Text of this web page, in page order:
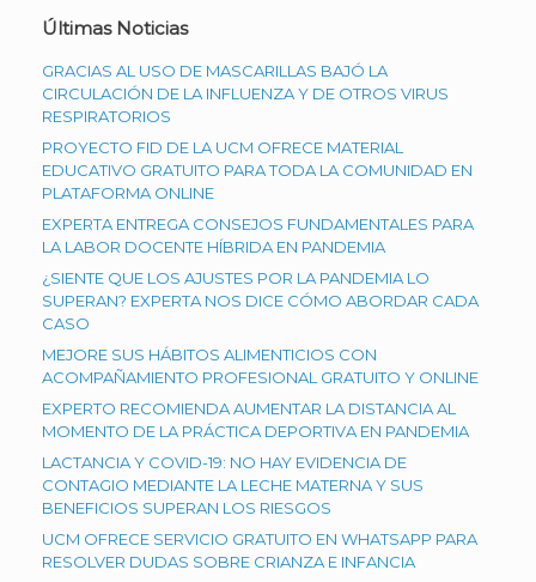
Últimas Noticias
GRACIAS AL USO DE MASCARILLAS BAJÓ LA
CIRCULACIÓN DE LA INFLUENZA Y DE OTROS VIRUS
RESPIRATORIOS
PROYECTO FID DE LA UCM OFRECE MATERIAL
EDUCATIVO GRATUITO PARA TODA LA COMUNIDAD EN
PLATAFORMA ONLINE
EXPERTA ENTREGA CONSEJOS FUNDAMENTALES PARA
LA LABOR DOCENTE HÍBRIDA EN PANDEMIA
¿SIENTE QUE LOS AJUSTES POR LA PANDEMIA LO
SUPERAN? EXPERTA NOS DICE CÓMO ABORDAR CADA
CASO
MEJORE SUS HÁBITOS ALIMENTICIOS CON
ACOMPAÑAMIENTO PROFESIONAL GRATUITO Y ONLINE
EXPERTO RECOMIENDA AUMENTAR LA DISTANCIA AL
MOMENTO DE LA PRÁCTICA DEPORTIVA EN PANDEMIA
LACTANCIA Y COVID-19: NO HAY EVIDENCIA DE
CONTAGIO MEDIANTE LA LECHE MATERNA Y SUS
BENEFICIOS SUPERAN LOS RIESGOS
UCM OFRECE SERVICIO GRATUITO EN WHATSAPP PARA
RESOLVER DUDAS SOBRE CRIANZA E INFANCIA